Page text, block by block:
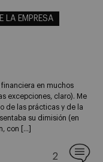
LA EMPRESA
financiera en muchos
excepciones, claro). Me
de las prácticas y de la
su dimisión (en
con […]
2